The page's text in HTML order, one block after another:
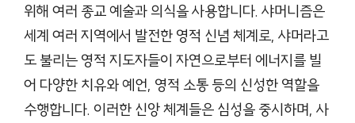
위해 여러 종교 예술과 의식을 사용합니다. 샤머니즘은
세계 여러 지역에서 발전한 영적 신념 체계로, 샤머라고
도 불리는 영적 지도자들이 자연으로부터 에너지를 빌
어 다양한 치유와 예언, 영적 소통 등의 신성한 역할을
수행합니다. 이러한 신앙 체계들은 심성을 중시하며, 사